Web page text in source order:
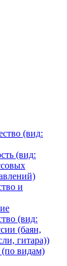
(вид:
(вид:
и
(вид:
(баян,
гитара))
(по видам)